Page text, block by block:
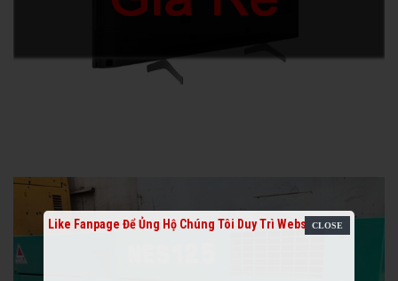
Like Fanpage Để Ủng Hộ Chúng Tôi Duy Trì Website